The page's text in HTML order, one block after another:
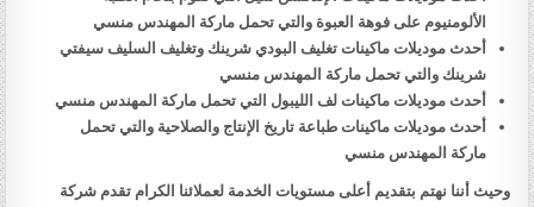
الألومنيوم على فوهة العبوة والتي تحمل ماركة المهندس منسي
أحدث موديلات ماكينات تغليف البودي شرينك وتغليف السليف سيفتي
شرينك والتي تحمل ماركة المهندس منسي
أحدث موديلات ماكينات لف الليبول التي تحمل ماركة المهندس منسي
أحدث موديلات ماكينات طباعة تاريخ الإنتاج والصلاحية والتي تحمل
ماركة المهندس منسي
وحيث أننا نهتم بتقديم أعلى مستويات الخدمة لعملائنا الكرام تقدم شركة